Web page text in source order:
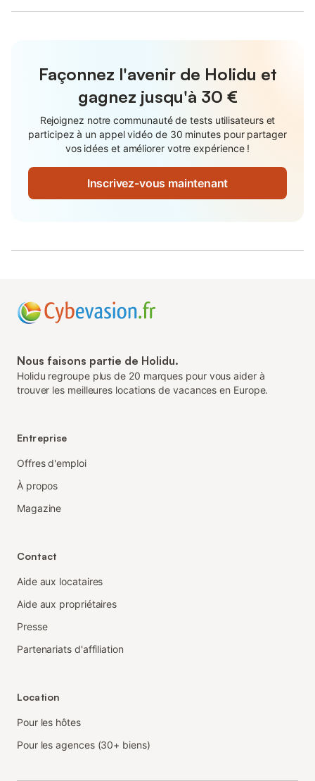
Façonnez l'avenir de Holidu et
gagnez jusqu'à 30 €
Rejoignez notre communauté de tests utilisateurs et
participez à un appel vidéo de 30 minutes pour partager
vos idées et améliorer votre expérience !
Inscrivez-vous maintenant
Nous faisons partie de Holidu.
Holidu regroupe plus de 20 marques pour vous aider à
trouver les meilleures locations de vacances en Europe.
Entreprise
Offres d'emploi
À propos
Magazine
Contact
Aide aux locataires
Aide aux propriétaires
Presse
Partenariats d'affiliation
Location
Pour les hôtes
Pour les agences (30+ biens)